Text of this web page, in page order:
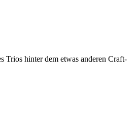
Trios hinter dem etwas anderen Craft-